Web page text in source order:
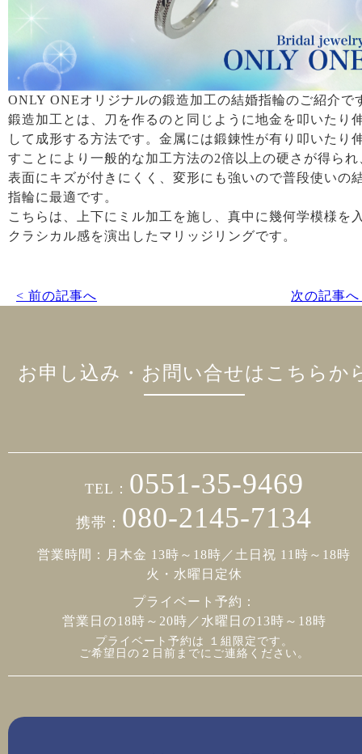
ONLY ONEオリジナルの鍛造加工の結婚指輪のご紹介で
鍛造加工とは、刀を作るのと同じように地金を叩いたり
して成形する方法です。金属には鍛錬性が有り叩いたり
すことにより一般的な加工方法の2倍以上の硬さが得られ
表面にキズが付きにくく、変形にも強いので普段使いの
指輪に最適です。
こちらは、上下にミル加工を施し、真中に幾何学模様を
クラシカル感を演出したマリッジリングです。
< 前の記事へ 次の記事
お申し込み・お問い合せはこちらか
TEL： 0551-35-9469
携帯： 080-2145-7134
営業時間：月木金 13時～18時／土日祝 11時～18時
火・水曜日定休
プライベート予約：
営業日の18時～20時／水曜日の13時～18時
プライベート予約は １組限定です。
ご希望日の２日前までにご連絡ください。